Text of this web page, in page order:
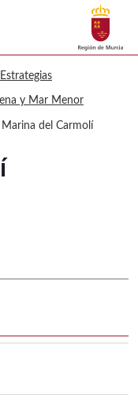
Buscar
Estrategias
y Mar Menor
Marina del Carmolí